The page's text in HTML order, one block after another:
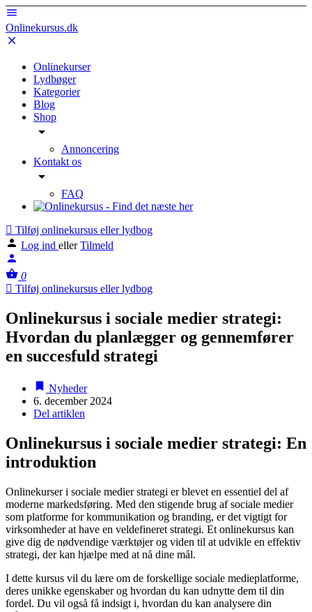
Onlinekursus.dk
Onlinekurser
Lydbøger
Kategorier
Blog
Shop
Annoncering
Kontakt os
FAQ
Tilføj onlinekursus eller lydbog
Log ind eller Tilmeld
0
Tilføj onlinekursus eller lydbog
Onlinekursus i sociale medier strategi:
Hvordan du planlægger og gennemfører
en succesfuld strategi
Nyheder
6. december 2024
Del artiklen
Onlinekursus i sociale medier strategi: En
introduktion
Onlinekurser i sociale medier strategi er blevet en essentiel del af
moderne markedsføring. Med den stigende brug af sociale medier
som platforme for kommunikation og branding, er det vigtigt for
virksomheder at have en veldefineret strategi. Et onlinekursus kan
give dig de nødvendige værktøjer og viden til at udvikle en effektiv
strategi, der kan hjælpe med at nå dine mål.
I dette kursus vil du lære om de forskellige sociale medieplatforme,
deres unikke egenskaber og hvordan du kan udnytte dem til din
fordel. Du vil også få indsigt i, hvordan du kan analysere din